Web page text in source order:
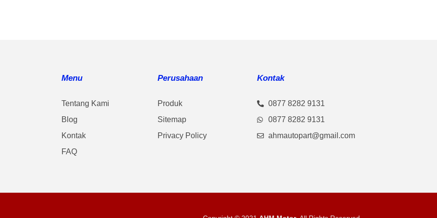
Menu
Tentang Kami
Blog
Kontak
FAQ
Perusahaan
Produk
Sitemap
Privacy Policy
Kontak
0877 8282 9131
0877 8282 9131
ahmautopart@gmail.com